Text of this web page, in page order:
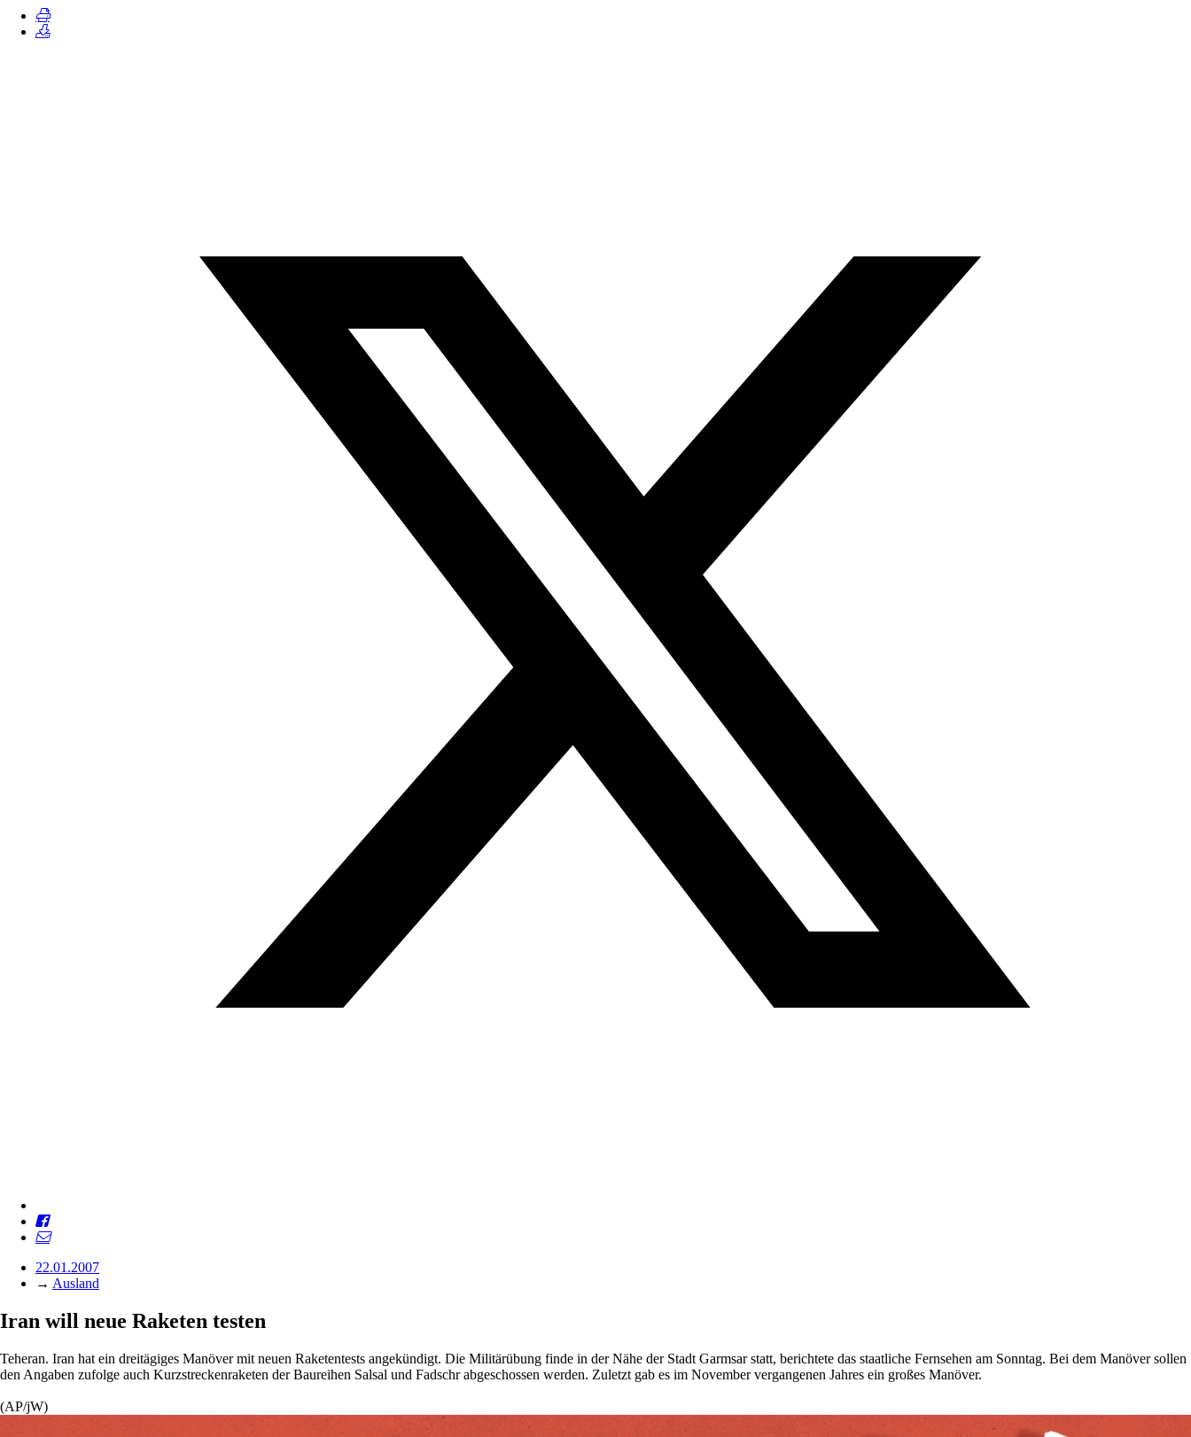
22.01.2007
→ Ausland
Iran will neue Raketen testen
Teheran. Iran hat ein dreitägiges Manöver mit neuen Raketentests angekündigt. Die Militärübung finde in der Nähe der Stadt Garmsar statt, berichtete das staatliche Fernsehen am Sonntag. Bei dem Manöver sollen
den Angaben zufolge auch Kurzstreckenraketen der Baureihen Salsal und Fadschr abgeschossen werden. Zuletzt gab es im November vergangenen Jahres ein großes Manöver.
(AP/jW)